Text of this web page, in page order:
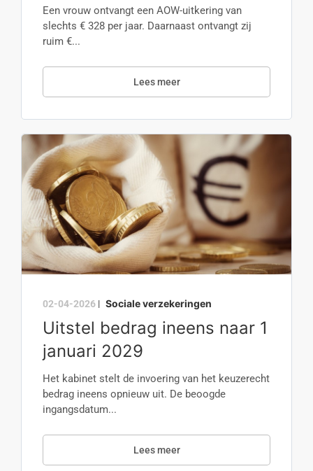
Een vrouw ontvangt een AOW-uitkering van
slechts € 328 per jaar. Daarnaast ontvangt zij
ruim €...
Lees meer
02-04-2026 | Sociale verzekeringen
Uitstel bedrag ineens naar 1
januari 2029
Het kabinet stelt de invoering van het keuzerecht
bedrag ineens opnieuw uit. De beoogde
ingangsdatum...
Lees meer